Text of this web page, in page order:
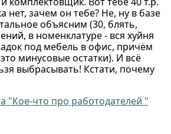
нет, зачем он тебе? Не, ну в базе
объясним (30, блять,
в номенклатуре - вся хуйня
под мебель в офис, причём
минусовые остатки). И всё
выбрасывать! Кстати, почему
"Кое-что про работодателей "